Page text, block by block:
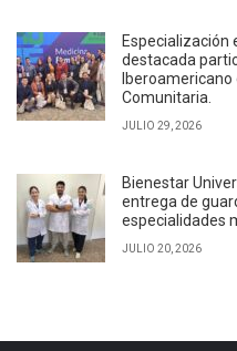
Especialización
destacada
Comunitaria.
JULIO 29, 2026
Bienestar
entrega de
especialidades
JULIO 20, 2026